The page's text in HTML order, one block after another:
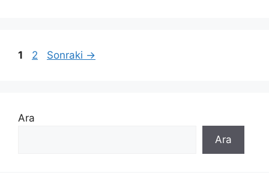
Sayfa
1 Sayfa
2 Sonraki →
Ara
Ara